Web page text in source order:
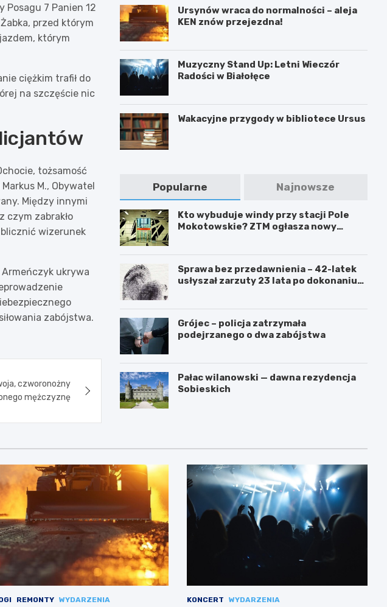
Posagu 7 Panien 12
przed którym
którym
ciężkim trafił do
na szczęście nic
tożsamość
M., Obywatel
Między innymi
czym zabrakło
wizerunek
ukrywa
zabójstwa.
czworonożny
mężczyznę
Ursynów wraca do normalności – aleja
KEN znów przejezdna!
Muzyczny Stand Up: Letni Wieczór
Radości w Białołęce
Wakacyjne przygody w bibliotece Ursus
Popularne Najnowsze
Kto wybuduje windy przy stacji Pole
Mokotowskie? ZTM ogłasza nowy
Sprawa bez przedawnienia – 42-latek
usłyszał zarzuty 23 lata po dokonaniu
Grójec – policja zatrzymała
podejrzanego o dwa zabójstwa
Pałac wilanowski — dawna rezydencja
Sobieskich
REMONTY WYDARZENIA KONCERT WYDARZENIA